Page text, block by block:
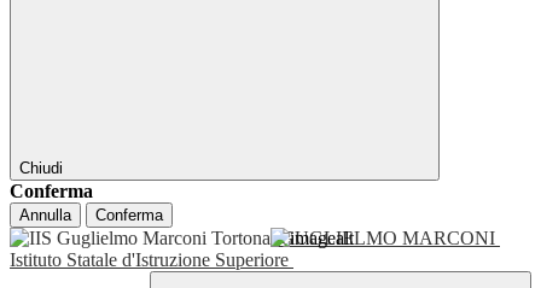
Chiudi
Conferma
Annulla Conferma
GUGLIELMO MARCONI
Istituto Statale d'Istruzione Superiore